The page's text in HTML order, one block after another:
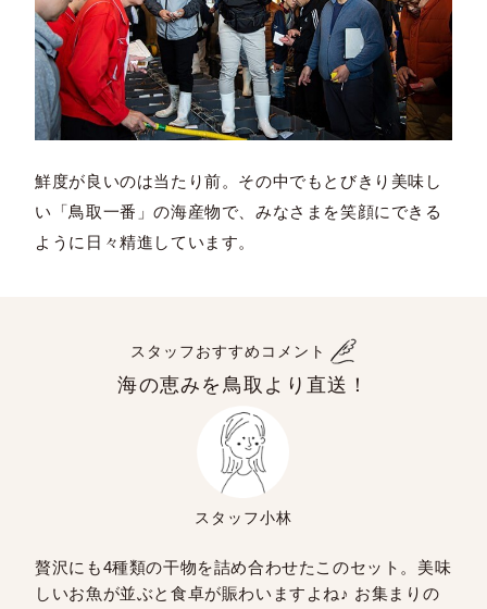
鮮度が良いのは当たり前。その中でもとびきり美味し
い「鳥取一番」の海産物で、みなさまを笑顔にできる
ように日々精進しています。
スタッフおすすめコメント
海の恵みを鳥取より直送！
スタッフ小林
贅沢にも4種類の干物を詰め合わせたこのセット。美味
しいお魚が並ぶと食卓が賑わいますよね♪ お集まりの